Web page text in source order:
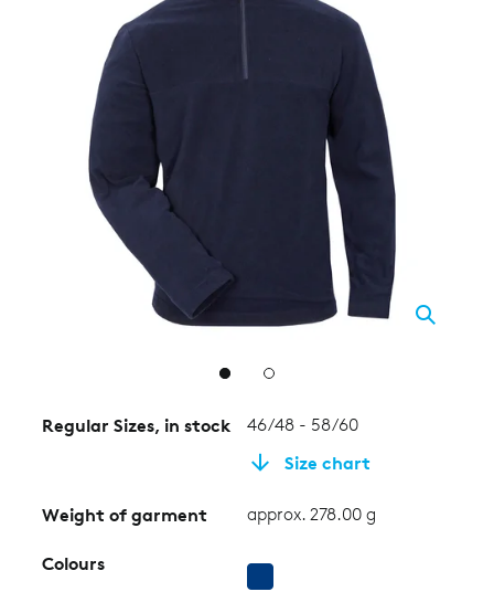
Regular Sizes, in stock 46/48 - 58/60
Size chart
Weight of garment approx. 278.00 g
Colours